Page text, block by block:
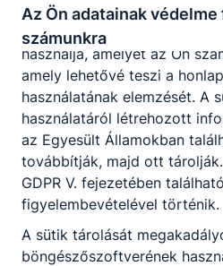
Az Ön adatainak
számunkra
elemző szolgáltatását
Google Analytics a süti egy
használja, amelyet az Ön
amely lehetővé teszi a
használatának elemzését. A
használatáról létrehozott
az Egyesült Államokban
továbbítják, majd ott
GDPR V. fejezetében
figyelembevételével történik.
A sütik tárolását
böngészőszoftverének